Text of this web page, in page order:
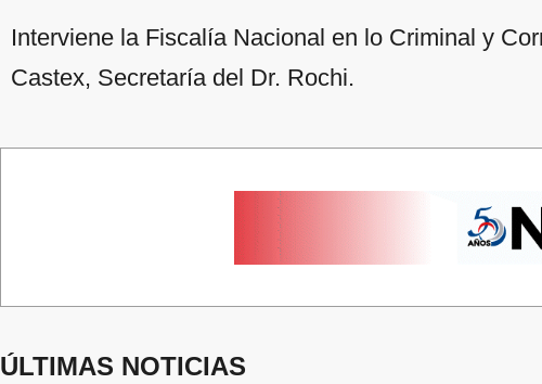
Interviene la Fiscalía Nacional en lo Criminal y
Castex, Secretaría del Dr. Rochi.
ÚLTIMAS NOTICIAS